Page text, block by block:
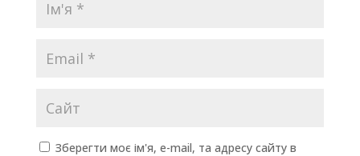
Зберегти моє ім'я, e-mail, та адресу сайту в